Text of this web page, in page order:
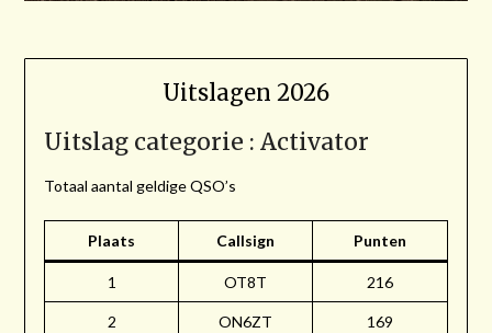
Uitslagen 2026
Uitslag categorie : Activator
Totaal aantal geldige QSO’s
Plaats Callsign Punten
1 OT8T 216
2 ON6ZT 169